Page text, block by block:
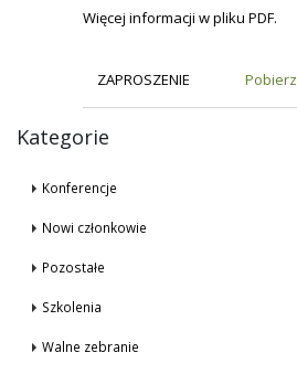
Więcej informacji w pliku PDF.
ZAPROSZENIE Pobierz
Kategorie
Konferencje
Nowi członkowie
Pozostałe
Szkolenia
Walne zebranie